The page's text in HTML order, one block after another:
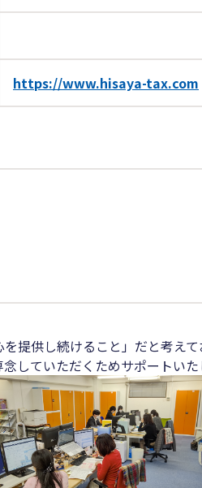
https://www.hisaya-tax.com
提供し続けること」だと考えて
していただくためサポートいた